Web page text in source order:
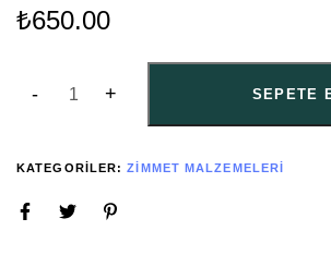
₺650.00
SEPETE
KATEGORILER:ZIMMET MALZEMELERI